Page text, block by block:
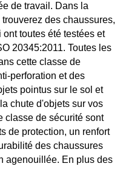
de travail. Dans la
des chaussures,
toutes été testées et
20345:2011. Toutes les
cette classe de
perforation et des
pointus sur le sol et
chute d'objets sur vos
classe de sécurité sont
de protection, un renfort
des chaussures
agenouillée. En plus des